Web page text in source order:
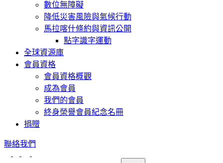
數位無障礙
降低災害風險與氣候行動
馬拉喀什條約與資訊公開
點字識字運動
全球資源庫
會員資格
會員資格概觀
成為會員
我們的會員
終身榮譽會員紀念名冊
捐贈
聯絡我們